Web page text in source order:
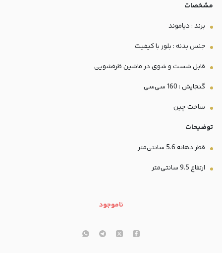
مشخصات
برند : دیاموند
جنس بدنه : بلور با کیفیت
قابل شست و شوی در ماشین ظرفشویی
گنجایش : 160 سی‌سی
ساخت چین
توضیحات
قطردهانه 5.6 سانتی‌متر
ارتفاع 9.5 سانتی‌متر
ناموجود